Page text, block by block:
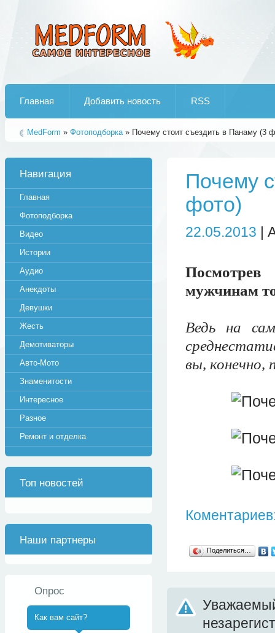
Главная Добавить новость RSS
MedForm » Фотоподборка» Почему стоит съездить в Панаму (3
Почему
фото)
22.05.2013 |
мужчинам
Ведь на
вы, конечно,
Поделиться…
Навигация
Главная
Фотоподборка
Видео
Истории
Аудио
Анекдоты
Девушки
Жесть
Демотиваторы
Авто-Мото
Знаменитости
Интересное
Разное
Ремонт и отделка
Топ новостей
Наши партнеры
Опрос
Как вам сайт?